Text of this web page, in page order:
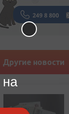
Другие новости